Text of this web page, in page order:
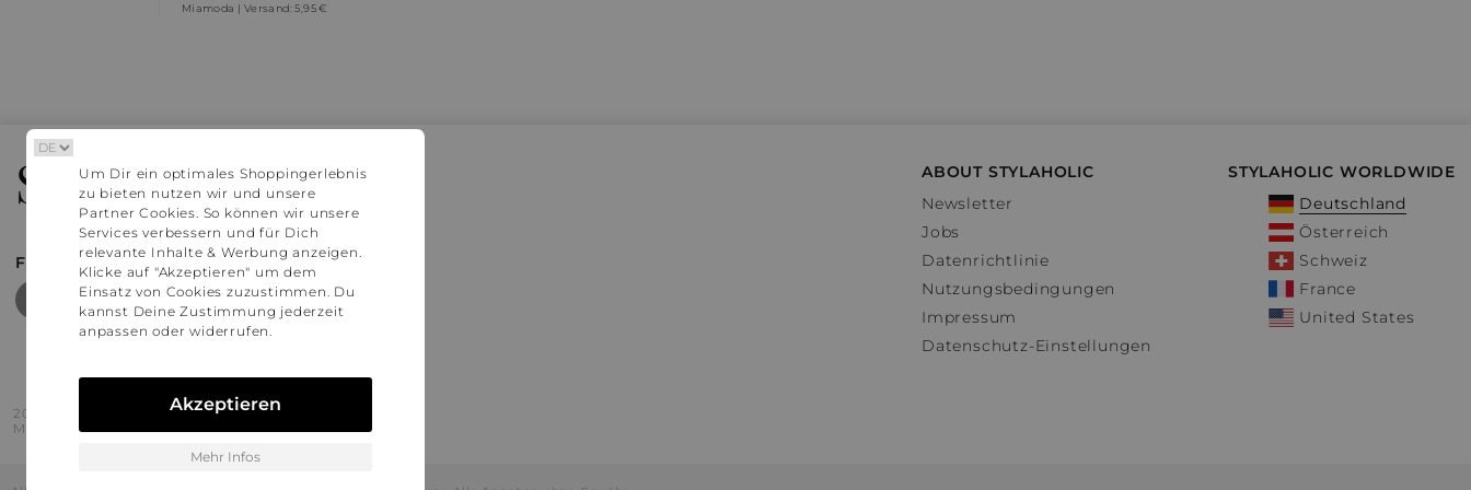
Miamoda | Versand: 5,95 €
Stylaholic
FIND MORE INSPIRATION
ABOUT STYLAHOLIC
Newsletter
Jobs
Datenrichtlinie
Nutzungsbedingungen
Impressum
Datenschutz-Einstellungen
STYLAHOLIC WORLDWIDE
Deutschland
Österreich
Schweiz
France
United States
2016 - 2026 © Stylaholic.
Made for you with love in munich.
Um Dir ein optimales Shoppingerlebnis
zu bieten nutzen wir und unsere
Partner Cookies. So können wir unsere
Services verbessern und für Dich
relevante Inhalte & Werbung anzeigen.
Klicke auf "Akzeptieren" um dem
Einsatz von Cookies zuzustimmen. Du
kannst Deine Zustimmung jederzeit
anpassen oder widerrufen.
Akzeptieren
Mehr Infos